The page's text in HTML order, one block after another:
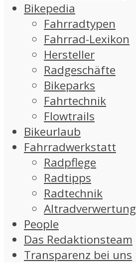
Bikepedia
Fahrradtypen
Fahrrad-Lexikon
Hersteller
Radgeschäfte
Bikeparks
Fahrtechnik
Flowtrails
Bikeurlaub
Fahrradwerkstatt
Radpflege
Radtipps
Radtechnik
Altradverwertung
People
Das Redaktionsteam
Transparenz bei uns